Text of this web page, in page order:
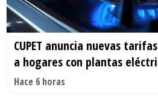
CUPET anuncia nuevas
a hogares con plantas
Hace 6 horas